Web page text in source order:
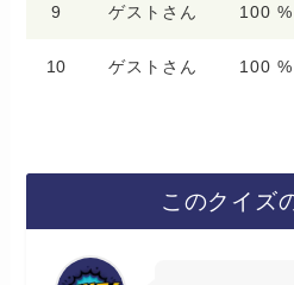
9 ゲストさん 100 %
10 ゲストさん 100 %
このクイズ